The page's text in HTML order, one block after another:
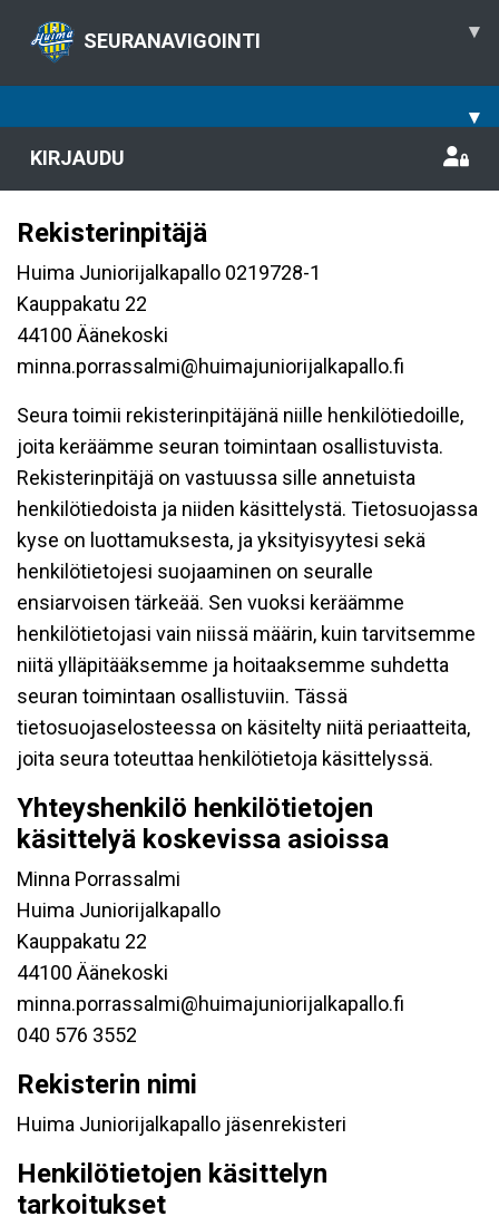
SEURANAVIGOINTI ▾
▾
KIRJAUDU
Rekisterinpitäjä
Huima Juniorijalkapallo 0219728-1
Kauppakatu 22
44100 Äänekoski
minna.porrassalmi@huimajuniorijalkapallo.fi
Seura toimii rekisterinpitäjänä niille henkilötiedoille,
joita keräämme seuran toimintaan osallistuvista.
Rekisterinpitäjä on vastuussa sille annetuista
henkilötiedoista ja niiden käsittelystä. Tietosuojassa
kyse on luottamuksesta, ja yksityisyytesi sekä
henkilötietojesi suojaaminen on seuralle
ensiarvoisen tärkeää. Sen vuoksi keräämme
henkilötietojasi vain niissä määrin, kuin tarvitsemme
niitä ylläpitääksemme ja hoitaaksemme suhdetta
seuran toimintaan osallistuviin. Tässä
tietosuojaselosteessa on käsitelty niitä periaatteita,
joita seura toteuttaa henkilötietoja käsittelyssä.
Yhteyshenkilö henkilötietojen
käsittelyä koskevissa asioissa
Minna Porrassalmi
Huima Juniorijalkapallo
Kauppakatu 22
44100 Äänekoski
minna.porrassalmi@huimajuniorijalkapallo.fi
040 576 3552
Rekisterin nimi
Huima Juniorijalkapallo jäsenrekisteri
Henkilötietojen käsittelyn
tarkoitukset